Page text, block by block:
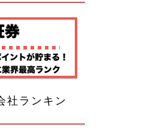
社ランキン